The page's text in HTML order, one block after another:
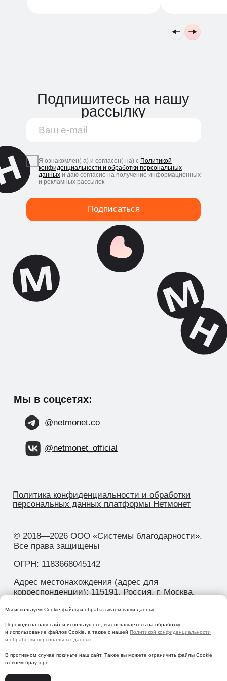
Мы используем Сookie-файлы и обрабатываем ваши данные.
Переходя на наш сайт и используя его, вы соглашаетесь на обработку
и использование файлов Cookie, а также с нашей Политикой конфиденциальности
и обработки персональных данных.
В противном случае покиньте наш сайт. Также вы можете ограничить файлы Cookie
в своём браузере.